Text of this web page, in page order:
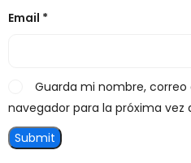
Email *
Guarda mi nombre,
navegador para la próxima vez